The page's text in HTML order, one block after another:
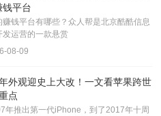
钱平台
钱平台有哪些？众人帮是北京酷酷信息
发运营的一款悬赏
08-09
外观迎史上大改！一文看苹果跨世
点
年推出第一代iPhone，到了2017年十周